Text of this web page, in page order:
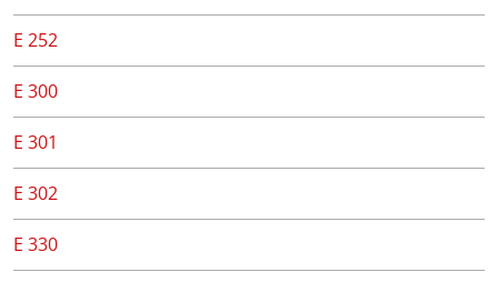
E 252
E 300
E 301
E 302
E 330